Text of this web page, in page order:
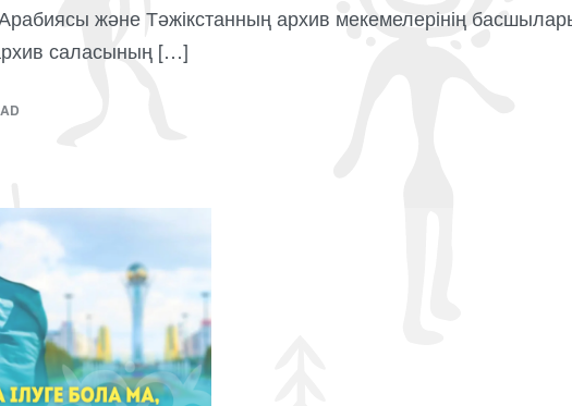
және Тәжікстанның архив мекемелерінің
саласының […]